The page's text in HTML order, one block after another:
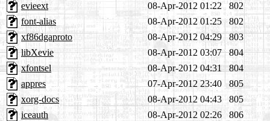
evieext
08-Apr-2012 01:22
802
font-alias
08-Apr-2012 01:25
802
xf86dgaproto
08-Apr-2012 04:29
803
libXevie
08-Apr-2012 03:07
804
xfontsel
08-Apr-2012 04:31
804
appres
07-Apr-2012 23:40
805
xorg-docs
08-Apr-2012 04:43
805
iceauth
08-Apr-2012 02:26
806